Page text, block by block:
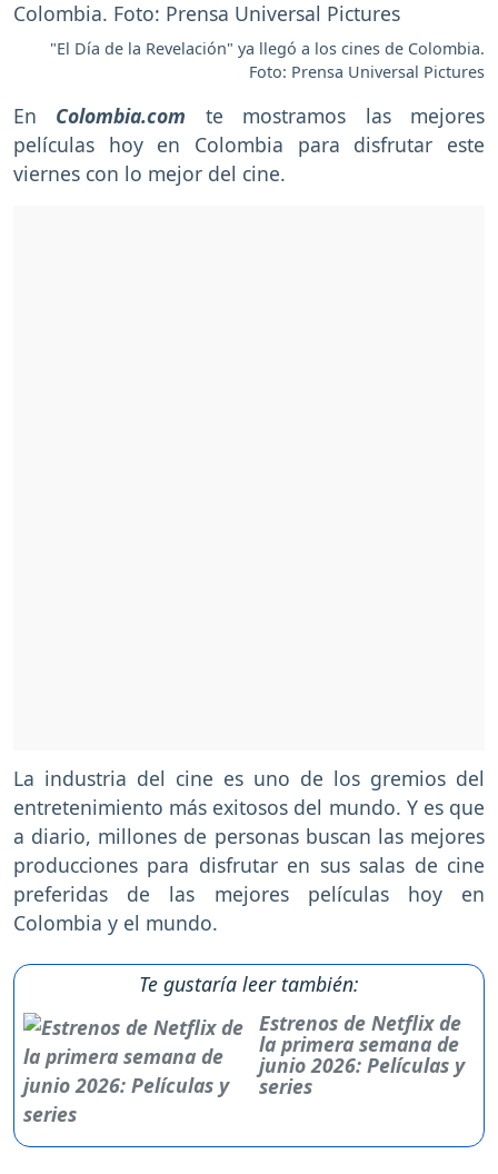
"El Día de la Revelación" ya llegó a los cines de Colombia.
Foto: Prensa Universal Pictures
En Colombia.com te mostramos las mejores
películas hoy en Colombia para disfrutar este
viernes con lo mejor del cine.
La industria del cine es uno de los gremios del
entretenimiento más exitosos del mundo. Y es que
a diario, millones de personas buscan las mejores
producciones para disfrutar en sus salas de cine
preferidas de las mejores películas hoy en
Colombia y el mundo.
Te gustaría leer también:
Estrenos de Netflix de
la primera semana de
junio 2026: Películas y
series